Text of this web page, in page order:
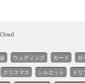
ウェディング カード ガ
クリスマス シルエット ド